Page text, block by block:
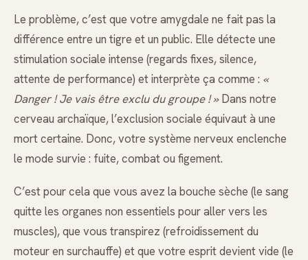
Le problème, c’est que votre amygdale ne fait pas la
différence entre un tigre et un public. Elle détecte une
stimulation sociale intense (regards fixes, silence,
attente de performance) et interprète ça comme : «
Danger ! Je vais être exclu du groupe ! »Dans notre
cerveau archaïque, l’exclusion sociale équivaut à une
mort certaine. Donc, votre système nerveux enclenche
le mode survie : fuite, combat ou figement.
C’est pour cela que vous avez la bouche sèche (le sang
quitte les organes non essentiels pour aller vers les
muscles), que vous transpirez (refroidissement du
moteur en surchauffe) et que votre esprit devient vide (le